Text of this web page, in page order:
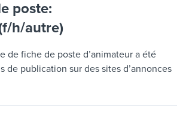
poste:
h/autre)
de fiche de poste d’animateur a été
de publication sur des sites d’annonces